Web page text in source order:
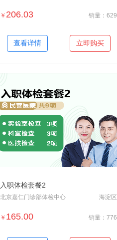
＋加入对比
￥ 206.03 销量：629
查看详情 立即购买
入职体检套餐2
北京嘉仁门诊部体检中心 海淀区
￥ 165.00 销量：776